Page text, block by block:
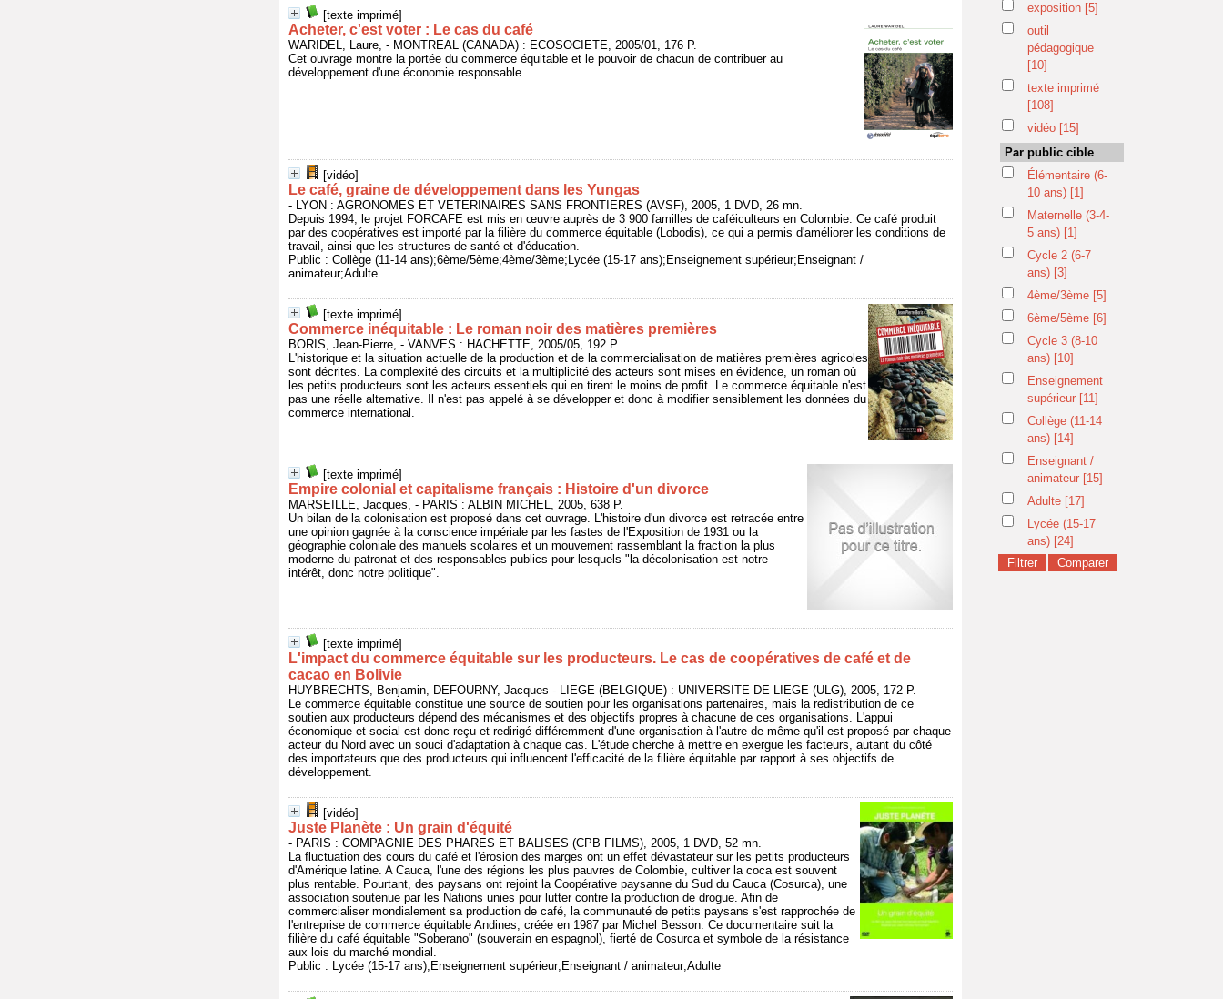
[texte imprimé]
Acheter, c'est voter : Le cas du café
WARIDEL, Laure, - MONTREAL (CANADA) : ECOSOCIETE, 2005/01, 176 P.
Cet ouvrage montre la portée du commerce équitable et le pouvoir de chacun de contribuer au
développement d'une économie responsable.
[vidéo]
Le café, graine de développement dans les Yungas
- LYON : AGRONOMES ET VETERINAIRES SANS FRONTIERES (AVSF), 2005, 1 DVD, 26 mn.
Depuis 1994, le projet FORCAFE est mis en œuvre auprès de 3 900 familles de caféiculteurs en Colombie. Ce café produit
par des coopératives est importé par la filière du commerce équitable (Lobodis), ce qui a permis d'améliorer les conditions de
travail, ainsi que les structures de santé et d'éducation.
Public : Collège (11-14 ans);6ème/5ème;4ème/3ème;Lycée (15-17 ans);Enseignement supérieur;Enseignant /
animateur;Adulte
[texte imprimé]
Commerce inéquitable : Le roman noir des matières premières
BORIS, Jean-Pierre, - VANVES : HACHETTE, 2005/05, 192 P.
L'historique et la situation actuelle de la production et de la commercialisation de matières premières agricoles
sont décrites. La complexité des circuits et la multiplicité des acteurs sont mises en évidence, un roman où
les petits producteurs sont les acteurs essentiels qui en tirent le moins de profit. Le commerce équitable n'est
pas une réelle alternative. Il n'est pas appelé à se développer et donc à modifier sensiblement les données du
commerce international.
[texte imprimé]
Empire colonial et capitalisme français : Histoire d'un divorce
MARSEILLE, Jacques, - PARIS : ALBIN MICHEL, 2005, 638 P.
Un bilan de la colonisation est proposé dans cet ouvrage. L'histoire d'un divorce est retracée entre
une opinion gagnée à la conscience impériale par les fastes de l'Exposition de 1931 ou la
géographie coloniale des manuels scolaires et un mouvement rassemblant la fraction la plus
moderne du patronat et des responsables publics pour lesquels "la décolonisation est notre
intérêt, donc notre politique".
[texte imprimé]
L'impact du commerce équitable sur les producteurs. Le cas de coopératives de café et de
cacao en Bolivie
HUYBRECHTS, Benjamin, DEFOURNY, Jacques - LIEGE (BELGIQUE) : UNIVERSITE DE LIEGE (ULG), 2005, 172 P.
Le commerce équitable constitue une source de soutien pour les organisations partenaires, mais la redistribution de ce
soutien aux producteurs dépend des mécanismes et des objectifs propres à chacune de ces organisations. L'appui
économique et social est donc reçu et redirigé différemment d'une organisation à l'autre de même qu'il est proposé par chaque
acteur du Nord avec un souci d'adaptation à chaque cas. L'étude cherche à mettre en exergue les facteurs, autant du côté
des importateurs que des producteurs qui influencent l'efficacité de la filière équitable par rapport à ses objectifs de
développement.
[vidéo]
Juste Planète : Un grain d'équité
- PARIS : COMPAGNIE DES PHARES ET BALISES (CPB FILMS), 2005, 1 DVD, 52 mn.
La fluctuation des cours du café et l'érosion des marges ont un effet dévastateur sur les petits producteurs
d'Amérique latine. A Cauca, l'une des régions les plus pauvres de Colombie, cultiver la coca est souvent
plus rentable. Pourtant, des paysans ont rejoint la Coopérative paysanne du Sud du Cauca (Cosurca), une
association soutenue par les Nations unies pour lutter contre la production de drogue. Afin de
commercialiser mondialement sa production de café, la communauté de petits paysans s'est rapprochée de
l'entreprise de commerce équitable Andines, créée en 1987 par Michel Besson. Ce documentaire suit la
filière du café équitable "Soberano" (souverain en espagnol), fierté de Cosurca et symbole de la résistance
aux lois du marché mondial.
Public : Lycée (15-17 ans);Enseignement supérieur;Enseignant / animateur;Adulte
exposition [5]
outil
pédagogique
[10]
texte imprimé
[108]
vidéo [15]
Par public cible
Élémentaire (6-
10 ans) [1]
Maternelle (3-4-
5 ans) [1]
Cycle 2 (6-7
ans) [3]
4ème/3ème [5]
6ème/5ème [6]
Cycle 3 (8-10
ans) [10]
Enseignement
supérieur [11]
Collège (11-14
ans) [14]
Enseignant /
animateur [15]
Adulte [17]
Lycée (15-17
ans) [24]